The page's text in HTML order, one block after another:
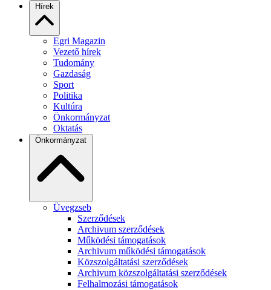
Hírek
Egri Magazin
Vezető hírek
Tudomány
Gazdaság
Sport
Politika
Kultúra
Önkormányzat
Oktatás
Önkormányzat
Üvegzseb
Szerződések
Archivum szerződések
Működési támogatások
Archivum működési támogatások
Közszolgáltatási szerződések
Archivum közszolgáltatási szerződések
Felhalmozási támogatások